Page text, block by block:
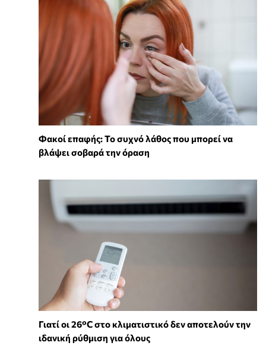
Φακοί επαφής: Το συχνό λάθος που μπορεί να
βλάψει σοβαρά την όραση
Γιατί οι 26°C στο κλιματιστικό δεν αποτελούν την
ιδανική ρύθμιση για όλους